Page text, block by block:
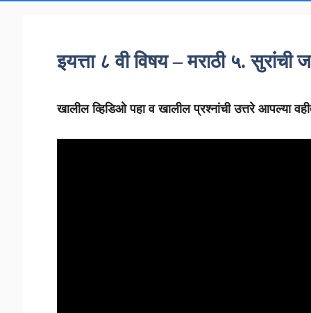
इयत्ता ८ वी विषय – मराठी ५. सुरांची
खालील व्हिडिओ पहा व खालील प्रश्नांची उत्तरे आपल्या